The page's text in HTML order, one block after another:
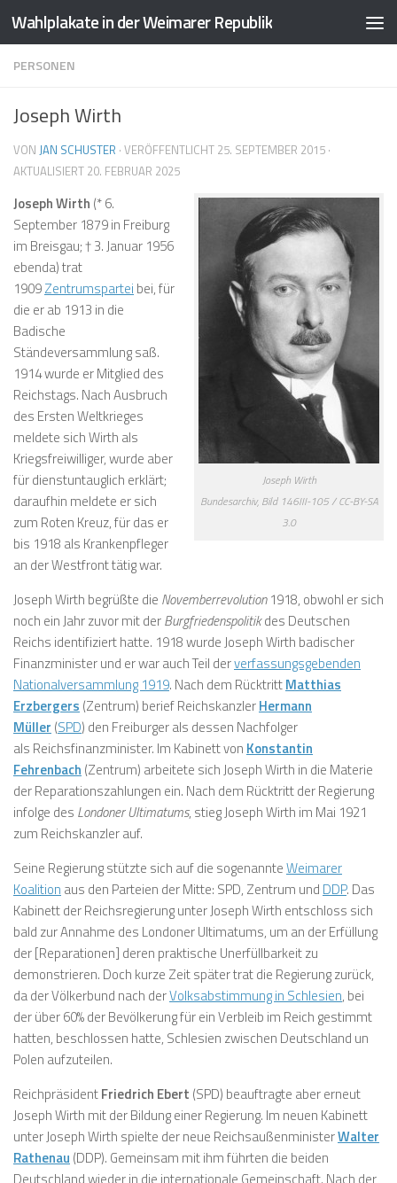
Zum Inhalt springen
Wahlplakate in der Weimarer Republik
PERSONEN
Joseph Wirth
VON JAN SCHUSTER · VERÖFFENTLICHT 25. SEPTEMBER 2015 ·
AKTUALISIERT 20. FEBRUAR 2025
Joseph Wirth
Bundesarchiv, Bild 146III-105 / CC-BY-SA
3.0
Joseph Wirth (* 6.
September 1879 in Freiburg
im Breisgau; † 3. Januar 1956
ebenda) trat
1909Zentrumspartei bei, für
die er ab 1913 in die
Badische
Ständeversammlung saß.
1914 wurde er Mitglied des
Reichstags. Nach Ausbruch
des Ersten Weltkrieges
meldete sich Wirth als
Kriegsfreiwilliger, wurde aber
für dienstuntauglich erklärt;
daraufhin meldete er sich
zum Roten Kreuz, für das er
bis 1918 als Krankenpfleger
an der Westfront tätig war.
Joseph Wirth begrüßte die Novemberrevolution1918, obwohl er sich
noch ein Jahr zuvor mit derBurgfriedenspolitikdes Deutschen
Reichs identifiziert hatte. 1918 wurde Joseph Wirth badischer
Finanzminister und er war auch Teil derverfassungsgebenden
Nationalversammlung 1919. Nach dem RücktrittMatthias
Erzbergers (Zentrum) berief ReichskanzlerHermann
Müller (SPD) den Freiburger als dessen Nachfolger
als Reichsfinanzminister. Im Kabinett von Konstantin
Fehrenbach (Zentrum) arbeitete sich Joseph Wirth in die Materie
der Reparationszahlungen ein. Nach dem Rücktritt der Regierung
infolge des Londoner Ultimatums, stieg Joseph Wirth im Mai 1921
zum Reichskanzler auf.
Seine Regierung stützte sich auf die sogenannteWeimarer
Koalition aus den Parteien der Mitte: SPD, Zentrum und DDP. Das
Kabinett der Reichsregierung unter Joseph Wirth entschloss sich
bald zur Annahme des Londoner Ultimatums, um an der Erfüllung
der [Reparationen] deren praktische Unerfüllbarkeitzu
demonstrieren. Doch kurze Zeit später trat die Regierung zurück,
da der Völkerbund nach derVolksabstimmung in Schlesien, bei
der über 60% der Bevölkerung für ein Verbleib im Reich gestimmt
hatten, beschlossen hatte, Schlesien zwischen Deutschland un
Polen aufzuteilen.
ReichpräsidentFriedrich Ebert (SPD) beauftragte aber erneut
Joseph Wirth mit der Bildung einer Regierung. Im neuen Kabinett
unter Joseph Wirth spielte der neue ReichsaußenministerWalter
Rathenau (DDP). Gemeinsam mit ihm führten die beiden